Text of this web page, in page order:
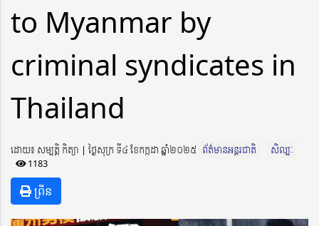
to Myanmar by
criminal syndicates in
Thailand
ដោយ៖ សម្បត្តិ កិត្យា ​​ | ថ្ងៃសុក្រ ទី៤ ខែកក្កដា ឆ្នាំ២០២៥ ព័ត៌មានអន្តរជាតិ
សិល្បៈ
1183
ព្រីន